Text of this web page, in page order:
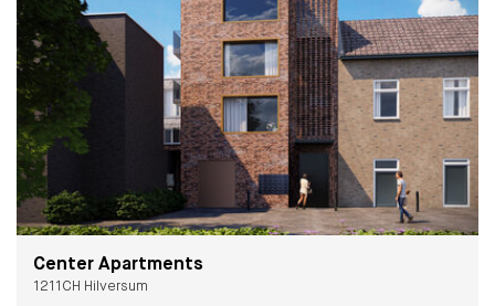
Center Apartments
1211CH Hilversum